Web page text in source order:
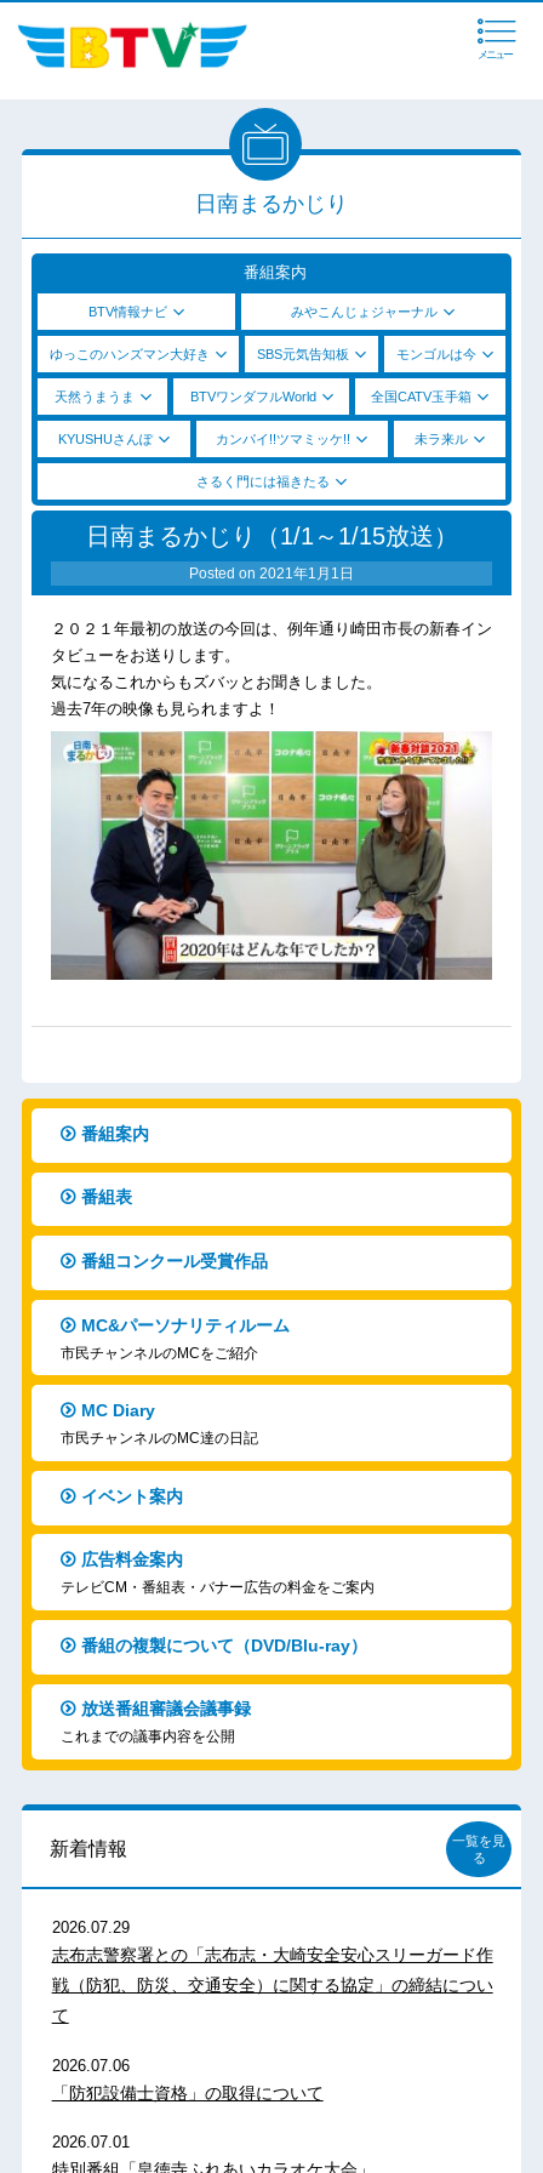
メニュー
日南まるかじり
番組案内
BTV情報ナビ みやこんじょジャーナル
ゆっこのハンズマン大好き SBS元気告知板 モンゴルは今
天然うまうま BTVワンダフルWorld 全国CATV玉手箱
KYUSHUさんぽ カンパイ!!ツマミッケ!! 未ラ来ル
さるく門には福きたる
日南まるかじり（1/1～1/15放送）
Posted on 2021年1月1日
２０２１年最初の放送の今回は、例年通り崎田市長の新春イン
タビューをお送りします。
気になるこれからもズバッとお聞きしました。
過去7年の映像も見られますよ！
番組案内
番組表
番組コンクール受賞作品
MC&パーソナリティルーム
市民チャンネルのMCをご紹介
MC Diary
市民チャンネルのMC達の日記
イベント案内
広告料金案内
テレビCM・番組表・バナー広告の料金をご案内
番組の複製について（DVD/Blu-ray）
放送番組審議会議事録
これまでの議事内容を公開
新着情報
一覧を見
る
2026.07.29
志布志警察署との「志布志・大崎安全安心スリーガード作
戦（防犯、防災、交通安全）に関する協定」の締結につい
て
2026.07.06
「防犯設備士資格」の取得について
2026.07.01